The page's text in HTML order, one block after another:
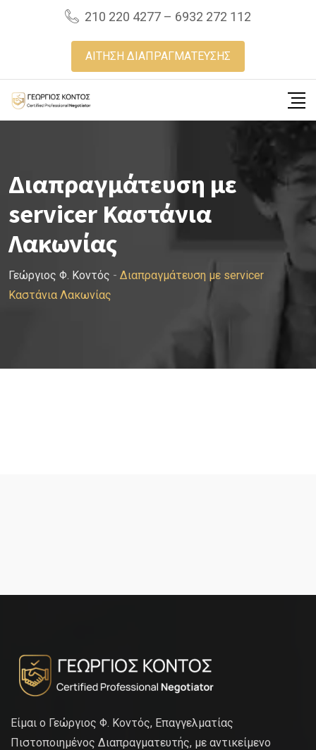
210 220 4277 – 6932 272 112
ΑΙΤΗΣΗ ΔΙΑΠΡΑΓΜΑΤΕΥΣΗΣ
Διαπραγμάτευση με
servicer Καστάνια
Λακωνίας
Γεώργιος Φ. Κοντός - Διαπραγμάτευση με servicer
Καστάνια Λακωνίας
Είμαι ο Γεώργιος Φ. Κοντός, Επαγγελματίας
Πιστοποιημένος Διαπραγματευτής, με αντικείμενο